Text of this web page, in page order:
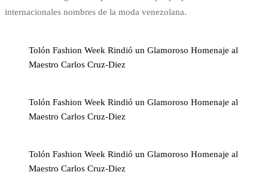
internacionales nombres de la moda venezolana.
Tolón Fashion Week Rindió un Glamoroso Homenaje al
Maestro Carlos Cruz-Diez
Tolón Fashion Week Rindió un Glamoroso Homenaje al
Maestro Carlos Cruz-Diez
Tolón Fashion Week Rindió un Glamoroso Homenaje al
Maestro Carlos Cruz-Diez